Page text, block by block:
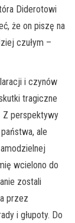
Diderotowi
że on piszę na
czułym –
i czynów
tragiczne
Z perspektywy
ale
wcielono do
zostali
przez
i głupoty. Do